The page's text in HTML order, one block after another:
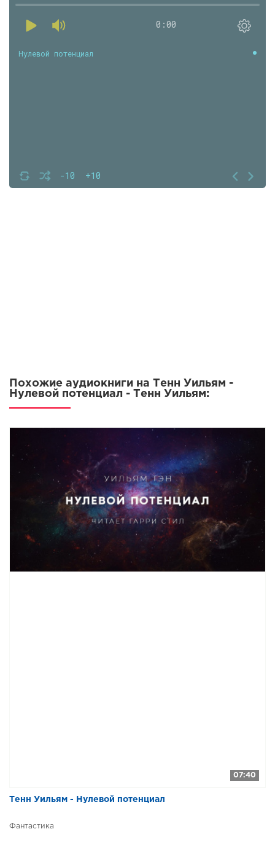
0:00
-10 +10
Нулевой потенциал
Похожие аудиокниги на Тенн Уильям -
Нулевой потенциал - Тенн Уильям:
07:40
Тенн Уильям - Нулевой потенциал
Фантастика